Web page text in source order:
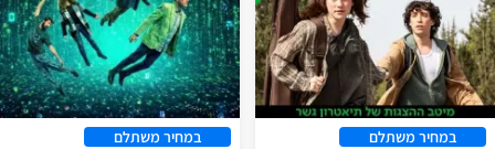
במחיר משתלם
במחיר משתלם